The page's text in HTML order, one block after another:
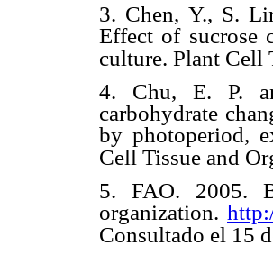
3. Chen, Y., S.
Effect of sucrose
culture. Plant Cell
4. Chu, E. P.
carbohydrate
by photoperiod,
Cell Tissue and
5. FAO. 2005.
organization.
Consultado el 15